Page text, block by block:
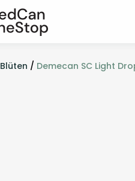
Blüten / Demecan SC Light